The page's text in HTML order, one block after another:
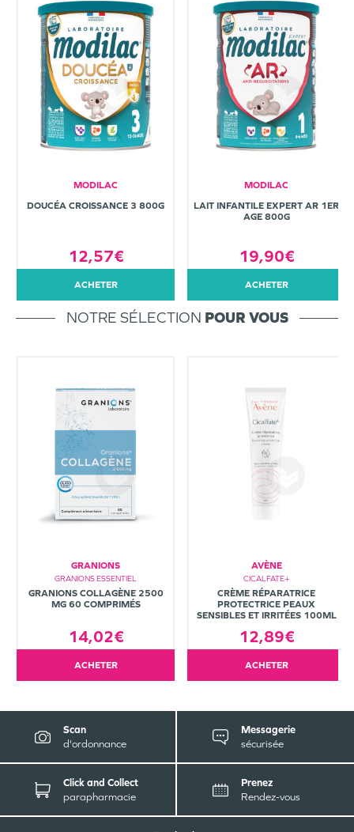
MODILAC
DOUCÉA CROISSANCE 3 800G
12,57€
ACHETER
MODILAC
LAIT INFANTILE EXPERT AR 1ER
AGE 800G
19,90€
ACHETER
NOTRE SÉLECTION POUR VOUS
GRANIONS
GRANIONS ESSENTIEL
GRANIONS COLLAGÈNE 2500
MG 60 COMPRIMÉS
14,02€
ACHETER
AVÈNE
CICALFATE+
CRÈME RÉPARATRICE
PROTECTRICE PEAUX
SENSIBLES ET IRRITÉES 100ML
12,89€
ACHETER
Scan
d'ordonnance
Messagerie
sécurisée
Click and Collect
parapharmacie
Prenez
Rendez-vous